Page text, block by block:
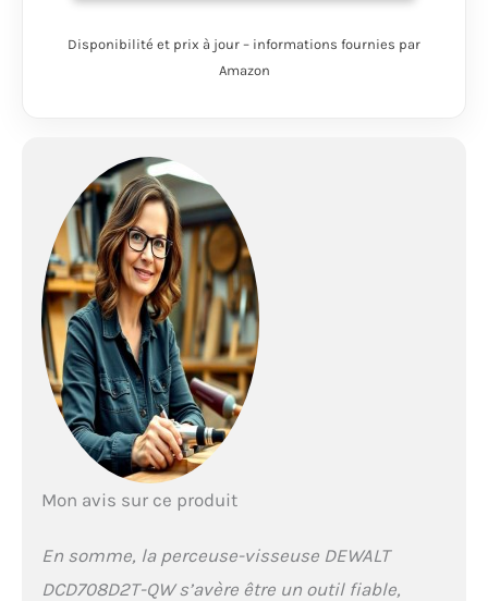
compact pour une
sur chantier.
variété de matériaux
grâce au contrôle de
couple réglable sur 15
positions. VISIBILITÉ
ACCRUE EN FAIBLE
LUMINOSITÉ : La LED
lumineuse placée à la
base de l’outil assure
une visibilité optimale,
facilitant le travail
COMPACT ET LÉGER
design compact et
léger permet une
Disponibilité et prix à jour – informations fournies par
Amazon
Mon avis sur ce produit
En somme, la perceuse-visseuse DEWALT
DCD708D2T-QW s’avère être un outil fiable,